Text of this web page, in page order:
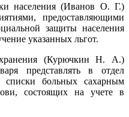
населения (Иванов О. Г.)
предоставляющими
защиты населения
указанных льгот.
(Курючкин Н. А.)
представлять в отдел
списки больных сахарным
состоящих на учете в